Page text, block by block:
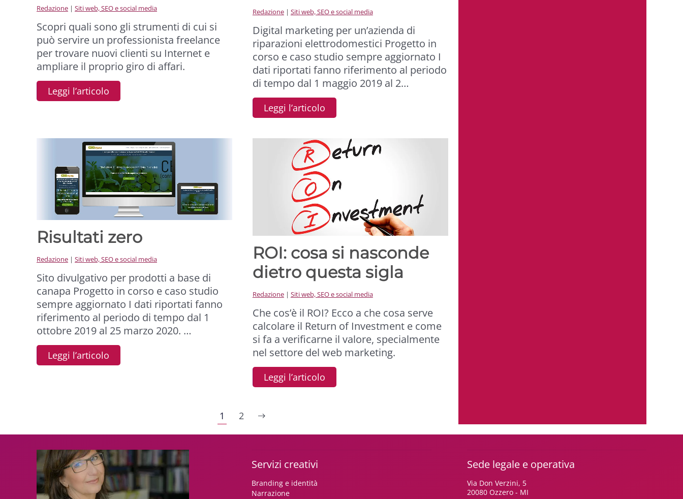
Redazione | Siti web, SEO e social media
Scopri quali sono gli strumenti di cui si
può servire un professionista freelance
per trovare nuovi clienti su Internet e
ampliare il proprio giro di affari.
Leggi l’articolo
Redazione| Siti web, SEO e social media
Digital marketing per un’azienda di
riparazioni elettrodomestici Progetto in
corso e caso studio sempre aggiornato I
dati riportati fanno riferimento al periodo
di tempo dal 1 maggio 2019 al 2…
Leggi l’articolo
Risultati zero
Redazione | Siti web, SEO e social media
Sito divulgativo per prodotti a base di
canapa Progetto in corso e caso studio
sempre aggiornato I dati riportati fanno
riferimento al periodo di tempo dal 1
ottobre 2019 al 25 marzo 2020. …
Leggi l’articolo
ROI: cosa si nasconde
dietro questa sigla
Redazione| Siti web, SEO e social media
Che cos’è il ROI? Ecco a che cosa serve
calcolare il Return of Investment e come
si fa a verificarne il valore, specialmente
nel settore del web marketing.
Leggi l’articolo
1 2
Servizi creativi
Branding e identità
Narrazione
Sede legale e operativa
Via Don Verzini, 5
20080 Ozzero - MI